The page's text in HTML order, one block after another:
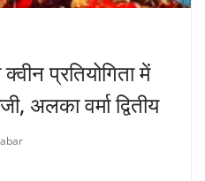
प्रतियोगिता में
अलका वर्मा द्वितीय